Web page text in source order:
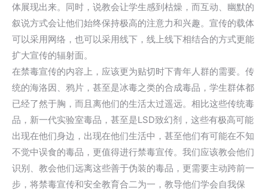
体展现出来。同时，说教会让学生感到枯燥，而互动、幽默的
叙说方式会让他们始终保持极高的注意力和兴趣。宣传的载体
可以采用网络，也可以采用线下，线上线下相结合的方式更能
扩大宣传的辐射面。
在禁毒宣传的内容上，应该更为贴切时下青年人群的需要。传
统的海洛因、鸦片，甚至是冰毒之类的合成毒品，学生群体都
已经了然于胸，而且离他们的生活太过遥远。相比这些传统毒
品，新一代实验室毒品，甚至是LSD致幻剂，这些有极高可能
出现在他们身边，出现在他们生活中，甚至他们有可能在不知
不觉中误食的毒品，更值得进行禁毒宣传。我们应该教会他们
识别、教会他们远离这些善于伪装的毒品，更需要主动跨前一
步，将禁毒宣传和安全教育合二为一，教导他们学会自我保